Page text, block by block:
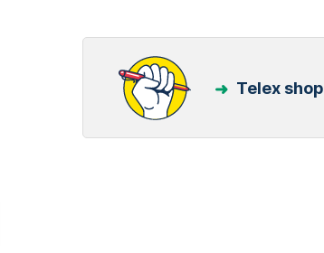
Telex shop